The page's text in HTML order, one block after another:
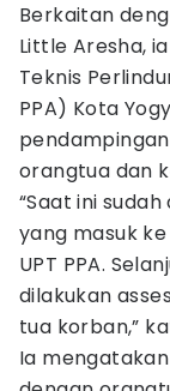
Berkaitan
Little Aresha,
Teknis
PPA) Kota
orangtua dan
“Saat ini
yang masuk
UPT PPA.
dilakukan
tua korban,”
Ia